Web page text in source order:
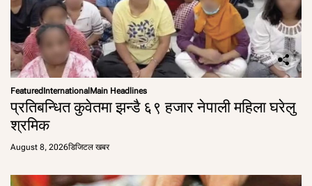
FeaturedInternationalMain Headlines
प्रतिबन्धित कुवेतमा झन्डै ६९ हजार नेपाली महिला घरेलु
श्रमिक
August 8, 2026डिजिटल खबर